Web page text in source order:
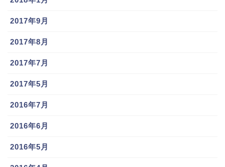
2017年9月
2017年8月
2017年7月
2017年5月
2016年7月
2016年6月
2016年5月